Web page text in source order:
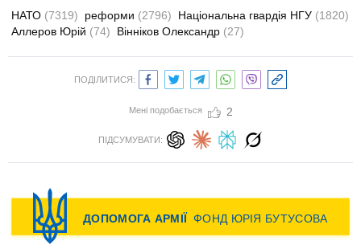
НАТО (7319) реформи (2796) Національна гвардія НГУ (1820)
Аллеров Юрій (74) Вінніков Олександр (27)
ПОДІЛИТИСЯ:
Мені подобається 2
ПІДСУМУВАТИ: